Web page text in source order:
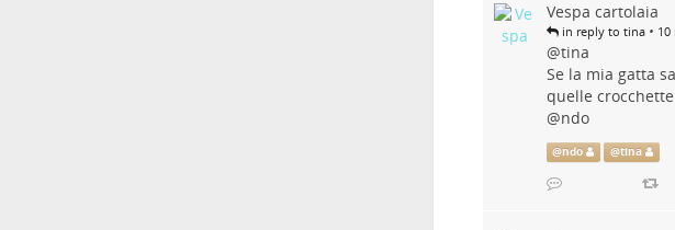
Vespa cartolaia
in reply to tina • 10
@tina
Se la mia gatta
quelle
@ndo
@ndo @tina